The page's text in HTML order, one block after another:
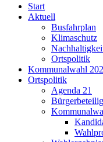
Start
Aktuell
Busfahrplan
Klimaschutz
Ortspolitik
Kommunalwahl
Ortspolitik
Agenda 21